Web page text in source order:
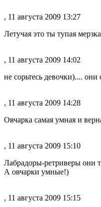
, 11 августа 2009 13:27
Летучая это ты тупая
, 11 августа 2009 14:02
не сорьтесь девочки).... они
, 11 августа 2009 14:28
Овчарка самая умная и
, 11 августа 2009 15:10
Лабрадоры-ретриверы они
А овчарки умные!)
, 11 августа 2009 15:15